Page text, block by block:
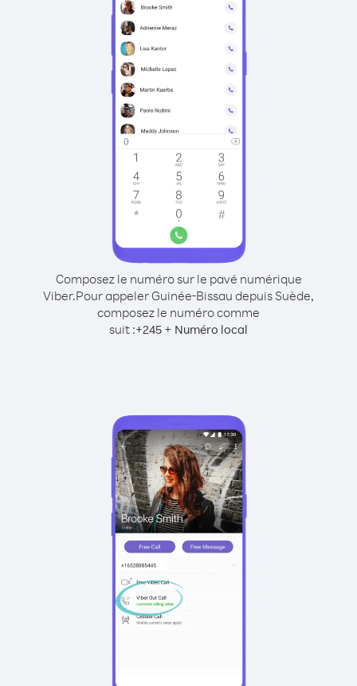
Composez le numéro sur le pavé numérique
Viber.Pour appeler Guinée-Bissau depuis Suède,
composez le numéro comme
suit :+245 + Numéro local